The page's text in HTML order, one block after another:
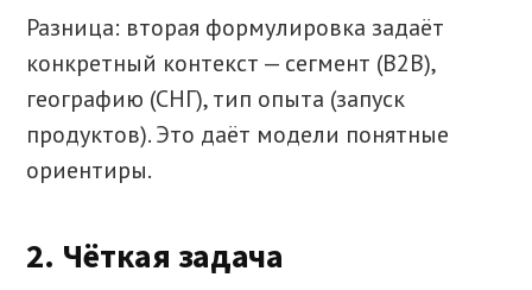
Разница: вторая формулировка задаёт
конкретный контекст — сегмент (B2B),
географию (СНГ), тип опыта (запуск
продуктов). Это даёт модели понятные
ориентиры.
2. Чёткая задача